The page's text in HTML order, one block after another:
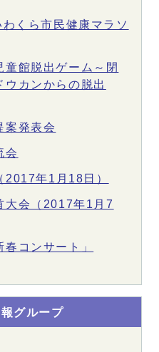
くら市民健康マラソ
童館脱出ゲーム～閉
ウカンからの脱出
案発表会
会
2017年1月18日）
会（2017年1月7
コンサート」
グループ